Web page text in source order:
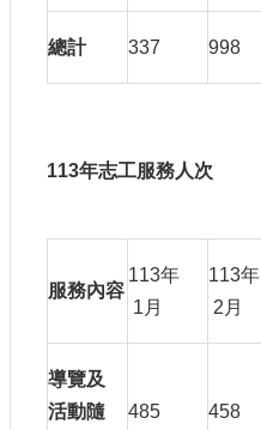
總計 337 998
113年志工服務人次
服務內容
113年
1月
113年
2月
導覽及
活動隨
485 458